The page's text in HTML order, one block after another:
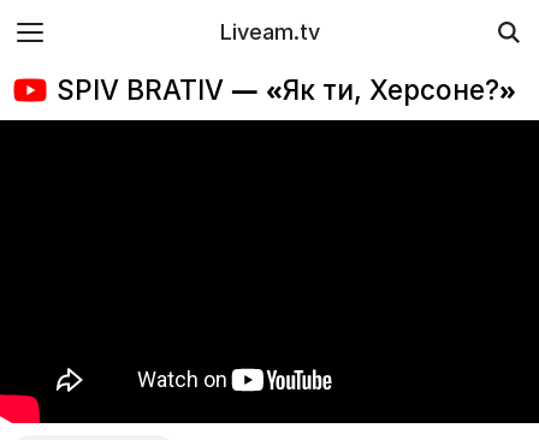
Liveam.tv
SPIV BRATIV — «Як ти, Херсоне?»